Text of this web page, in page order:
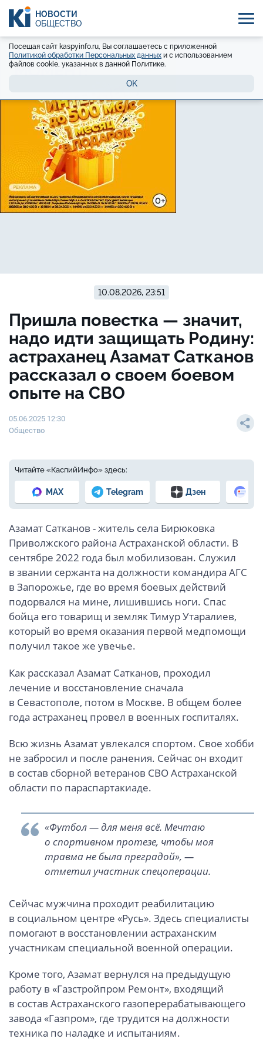
НОВОСТИ
ОБЩЕСТВО
Посещая сайт kaspyinfo.ru, Вы соглашаетесь с приложенной
Политикой обработки Персональных данных и с использованием
файлов cookie, указанных в данной Политике.
OK
10.08.2026, 23:51
Пришла повестка — значит,
надо идти защищать Родину:
астраханец Азамат Сатканов
рассказал о своем боевом
опыте на СВО
05.06.2025 12:30
Общество
Читайте «КаспийИнфо» здесь:
MAX Telegram Дзен
Азамат Сатканов - житель села Бирюковка
Приволжского района Астраханской области. В
сентябре 2022 года был мобилизован. Служил
в звании сержанта на должности командира АГС
в Запорожье, где во время боевых действий
подорвался на мине, лишившись ноги. Спас
бойца его товарищ и земляк Тимур Утаралиев,
который во время оказания первой медпомощи
получил такое же увечье.
Как рассказал Азамат Сатканов, проходил
лечение и восстановление сначала
в Севастополе, потом в Москве. В общем более
года астраханец провел в военных госпиталях.
Всю жизнь Азамат увлекался спортом. Свое хобби
не забросил и после ранения. Сейчас он входит
в состав сборной ветеранов СВО Астраханской
области по параспартакиаде.
«Футбол — для меня всё. Мечтаю
о спортивном протезе, чтобы моя
травма не была преградой», —
отметил участник спецоперации.
Сейчас мужчина проходит реабилитацию
в социальном центре «Русь». Здесь специалисты
помогают в восстановлении астраханским
участникам специальной военной операции.
Кроме того, Азамат вернулся на предыдущую
работу в «Газстройпром Ремонт», входящий
в состав Астраханского газоперерабатывающего
завода «Газпром», где трудится на должности
техника по наладке и испытаниям.